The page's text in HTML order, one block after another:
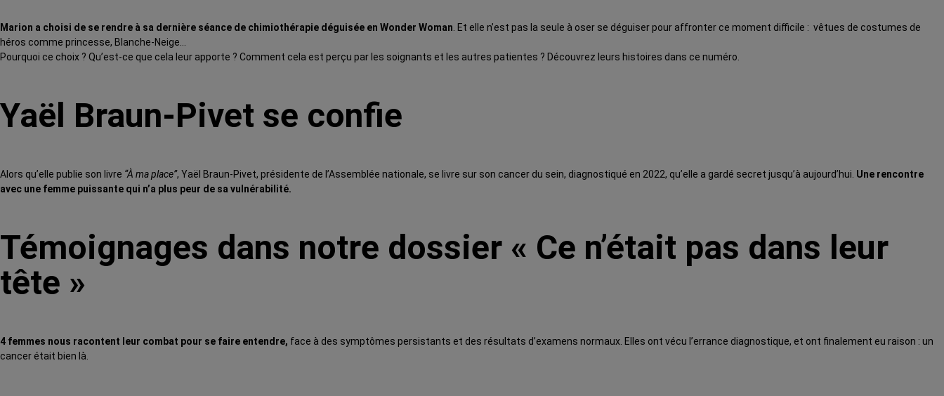
Marion a choisi de se rendre à sa dernière séance de chimiothérapie déguisée en Wonder Woman. Et elle n’est pas la seule à oser se déguiser pour affronter ce moment difficile : vêtues de costumes de
héros comme princesse, Blanche-Neige…
Pourquoi ce choix ? Qu’est-ce que cela leur apporte ? Comment cela est perçu par les soignants et les autres patientes ? Découvrez leurs histoires dans ce numéro.
Yaël Braun-Pivet se confie
Alors qu’elle publie son livre “À ma place”, Yaël Braun-Pivet, présidente de l’Assemblée nationale, se livre sur son cancer du sein, diagnostiqué en 2022, qu’elle a gardé secret jusqu’à aujourd’hui. Une rencontre
avec une femme puissante qui n’a plus peur de sa vulnérabilité.
Témoignages dans notre dossier « Ce n’était pas dans leur
tête »
4 femmes nous racontent leur combat pour se faire entendre, face à des symptômes persistants et des résultats d’examens normaux. Elles ont vécu l’errance diagnostique, et ont finalement eu raison : un
cancer était bien là.